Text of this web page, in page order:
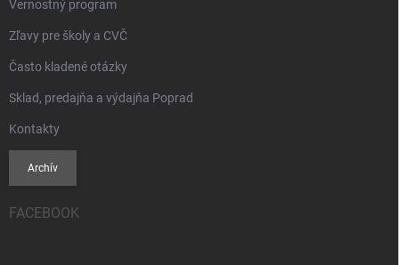
Vernostný program
Zľavy pre školy a CVČ
Často kladené otázky
Sklad, predajňa a výdajňa Poprad
Kontakty
Archív
FACEBOOK